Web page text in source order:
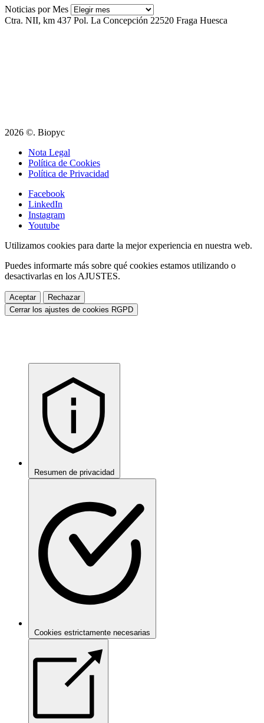
Noticias por Mes
Ctra. NII, km 437 Pol. La Concepción 22520 Fraga Huesca
2026 ©. Biopyc
Nota Legal
Política de Cookies
Política de Privacidad
Facebook
LinkedIn
Instagram
Youtube
Utilizamos cookies para darte la mejor experiencia en nuestra web.
Puedes informarte más sobre qué cookies estamos utilizando o
desactivarlas en los AJUSTES.
Aceptar
Rechazar
Cerrar los ajustes de cookies RGPD
Resumen de privacidad
Cookies estrictamente necesarias